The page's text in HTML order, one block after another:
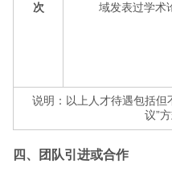
次
域发表过学术
说明：以上人才待遇包括但
议”
四、团队引进或合作